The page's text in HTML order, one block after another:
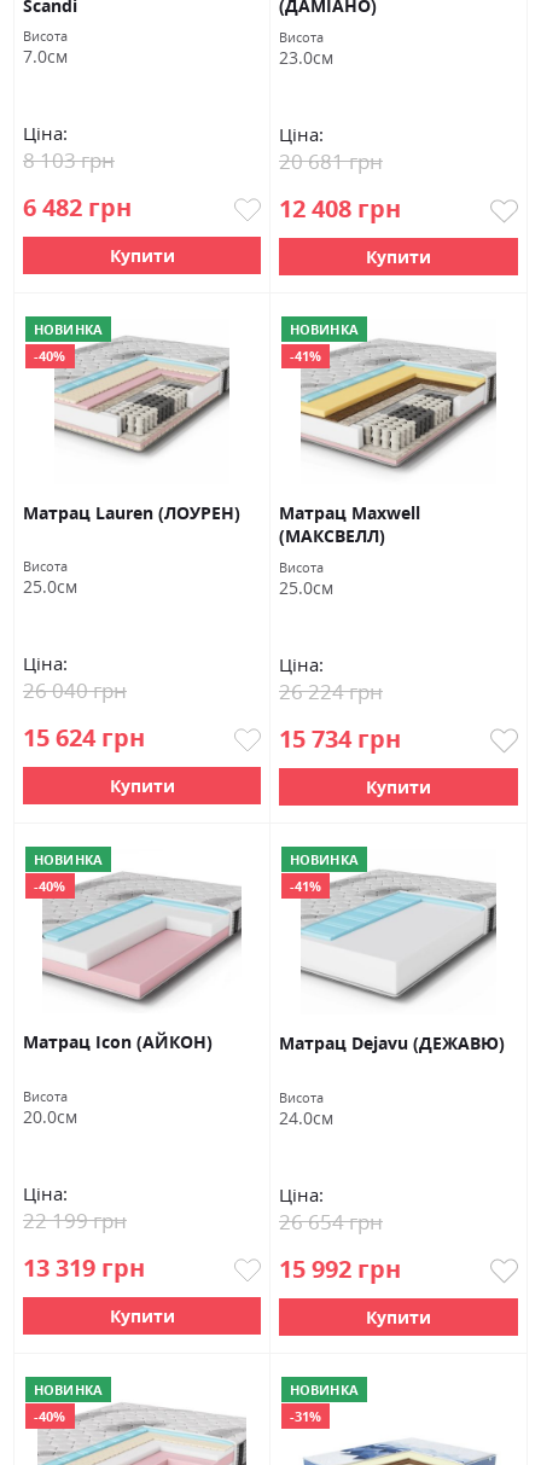
Scandi
Висота
7.0см
Ціна:
6 482 грн
8 103 грн
Купити
(ДАМІАНО)
Висота
23.0см
Ціна:
12 408 грн
20 681 грн
Купити
НОВИНКА
-40%
Матрац Lauren (ЛОУРЕН)
Висота
25.0см
Ціна:
15 624 грн
26 040 грн
Купити
НОВИНКА
-41%
Матрац Maxwell
(МАКСВЕЛЛ)
Висота
25.0см
Ціна:
15 734 грн
26 224 грн
Купити
НОВИНКА
-40%
Матрац Icon (АЙКОН)
Висота
20.0см
Ціна:
13 319 грн
22 199 грн
Купити
НОВИНКА
-41%
Матрац Dejavu (ДЕЖАВЮ)
Висота
24.0см
Ціна:
15 992 грн
26 654 грн
Купити
НОВИНКА
-40%
НОВИНКА
-31%